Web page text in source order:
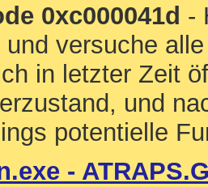
0xc000041d -
versuche
in letzter Zeit
und
potentielle
-